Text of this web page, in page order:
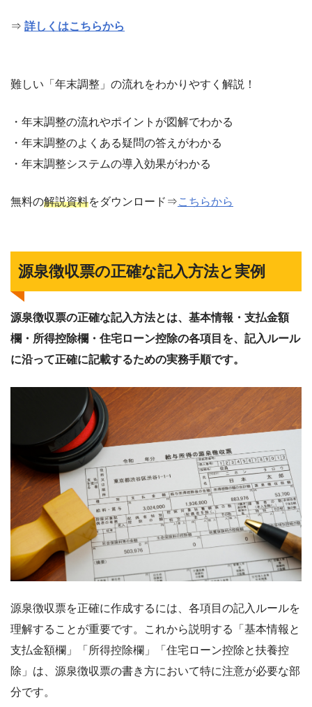
⇒ 詳しくはこちらから
難しい「年末調整」の流れをわかりやすく解説！
・年末調整の流れやポイントが図解でわかる
・年末調整のよくある疑問の答えがわかる
・年末調整システムの導入効果がわかる
無料の解説資料をダウンロード⇒こちらから
源泉徴収票の正確な記入方法と実例
源泉徴収票の正確な記入方法とは、基本情報・支払金額
欄・所得控除欄・住宅ローン控除の各項目を、記入ルール
に沿って正確に記載するための実務手順です。
源泉徴収票を正確に作成するには、各項目の記入ルールを
理解することが重要です。これから説明する「基本情報と
支払金額欄」「所得控除欄」「住宅ローン控除と扶養控
除」は、源泉徴収票の書き方において特に注意が必要な部
分です。